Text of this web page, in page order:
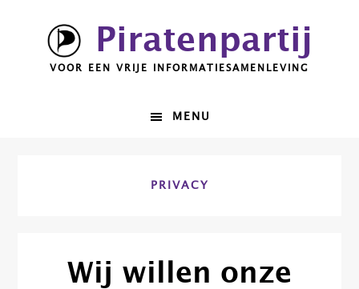
hoofdnavigatie
Piratenpartij
VOOR EEN VRIJE INFORMATIESAMENLEVING
MENU
PRIVACY
Wij willen onze